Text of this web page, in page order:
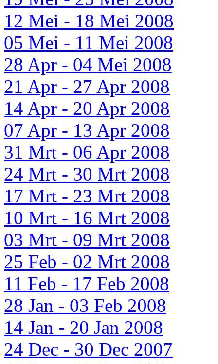
12 Mei - 18 Mei 2008
05 Mei - 11 Mei 2008
28 Apr - 04 Mei 2008
21 Apr - 27 Apr 2008
14 Apr - 20 Apr 2008
07 Apr - 13 Apr 2008
31 Mrt - 06 Apr 2008
24 Mrt - 30 Mrt 2008
17 Mrt - 23 Mrt 2008
10 Mrt - 16 Mrt 2008
03 Mrt - 09 Mrt 2008
25 Feb - 02 Mrt 2008
11 Feb - 17 Feb 2008
28 Jan - 03 Feb 2008
14 Jan - 20 Jan 2008
24 Dec - 30 Dec 2007